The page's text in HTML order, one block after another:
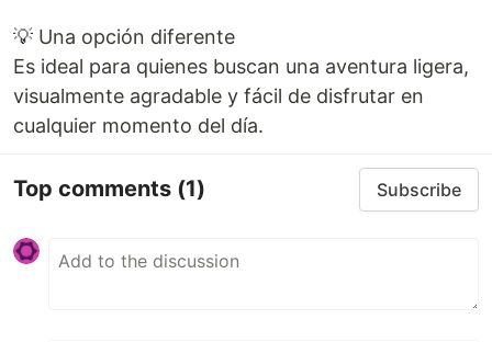
💡 Una opción diferente
Es ideal para quienes buscan una aventura ligera,
visualmente agradable y fácil de disfrutar en
cualquier momento del día.
Top comments (1) Subscribe